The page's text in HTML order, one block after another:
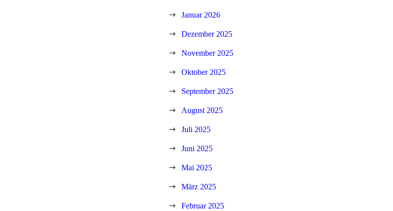
Januar 2026
Dezember 2025
November 2025
Oktober 2025
September 2025
August 2025
Juli 2025
Juni 2025
Mai 2025
März 2025
Februar 2025